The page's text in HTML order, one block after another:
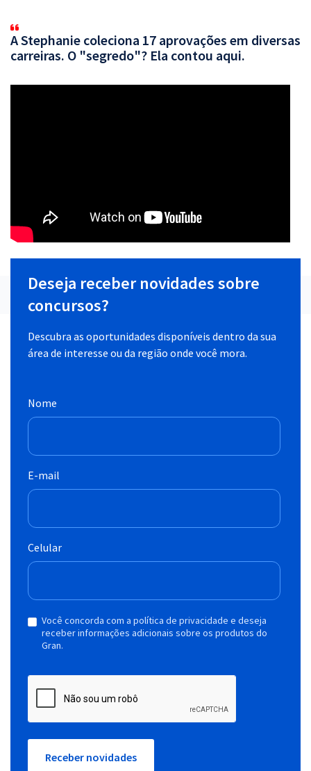
A Stephanie coleciona 17 aprovações em diversas
carreiras. O "segredo"? Ela contou aqui.
Deseja receber novidades sobre
concursos?
Descubra as oportunidades disponíveis dentro da sua
área de interesse ou da região onde você mora.
Nome
E-mail
Celular
Você concorda com a política de privacidade e deseja
receber informações adicionais sobre os produtos do
Gran.
Receber novidades